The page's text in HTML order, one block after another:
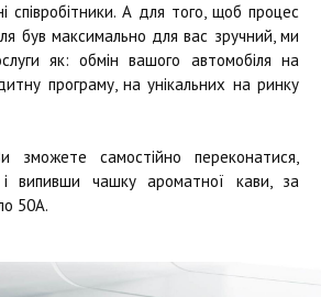
співробітники. А для того, щоб процес
був максимально для вас зручний, ми
як: обмін вашого автомобіля на
програму, на унікальних на ринку
самостійно переконатися,
випивши чашку ароматної кави, за
50А.